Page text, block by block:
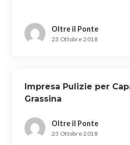
Oltre il Ponte
23 Ottobre 2018
Impresa Pulizie per
Grassina
Oltre il Ponte
23 Ottobre 2018